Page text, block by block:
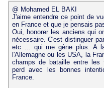
@ Mohamed EL BAKI
J'aime entendre ce point de
en France et que je pensais
Oui, honorer les anciens qui
nécessaire. C'est distinguer
etc ... qui me gène plus. A
l'Allemagne ou les USA, la
champs de bataille entre les
perd avec les bonnes
France.